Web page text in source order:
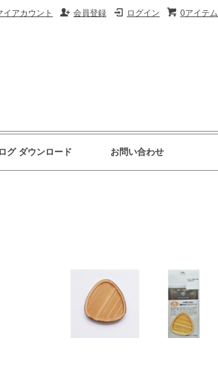
0アイテム
ログイン
会員登録
イアカウント
グ ダウンロード お問い合わせ